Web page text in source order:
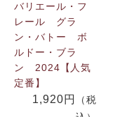
バリエール・フ
レール グラ
ン・バトー ボ
ルドー・ブラ
ン 2024【人気
定番】
1,920円
（税